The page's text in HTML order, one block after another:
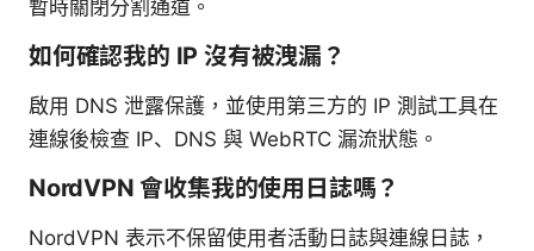
暫時關閉分割通道。
如何確認我的 IP 沒有被洩漏？
啟用 DNS 泄露保護，並使用第三方的 IP 測試工具在
連線後檢查 IP、DNS 與 WebRTC 漏流狀態。
NordVPN 會收集我的使用日誌嗎？
NordVPN 表示不保留使用者活動日誌與連線日誌，